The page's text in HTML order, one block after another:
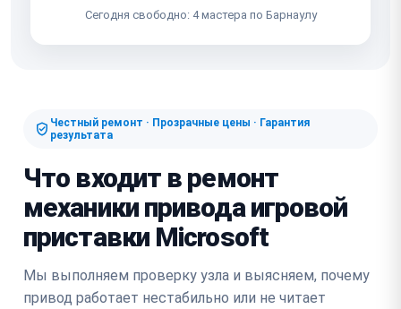
Сегодня свободно: 4 мастера по Барнаулу
Честный ремонт · Прозрачные цены · Гарантия
результата
Что входит в ремонт
механики привода игровой
приставки Microsoft
Мы выполняем проверку узла и выясняем, почему
привод работает нестабильно или не читает